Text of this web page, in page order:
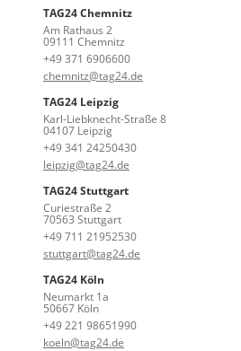
TAG24 Chemnitz
Am Rathaus 2
09111 Chemnitz
+49 371 6906600
chemnitz@tag24.de
TAG24 Leipzig
Karl-Liebknecht-Straße 8
04107 Leipzig
+49 341 24250430
leipzig@tag24.de
TAG24 Stuttgart
Curiestraße 2
70563 Stuttgart
+49 711 21952530
stuttgart@tag24.de
TAG24 Köln
Neumarkt 1a
50667 Köln
+49 221 98651990
koeln@tag24.de